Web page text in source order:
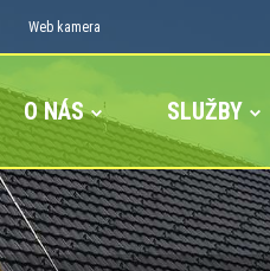
Web kamera
O NÁS SLUŽBY